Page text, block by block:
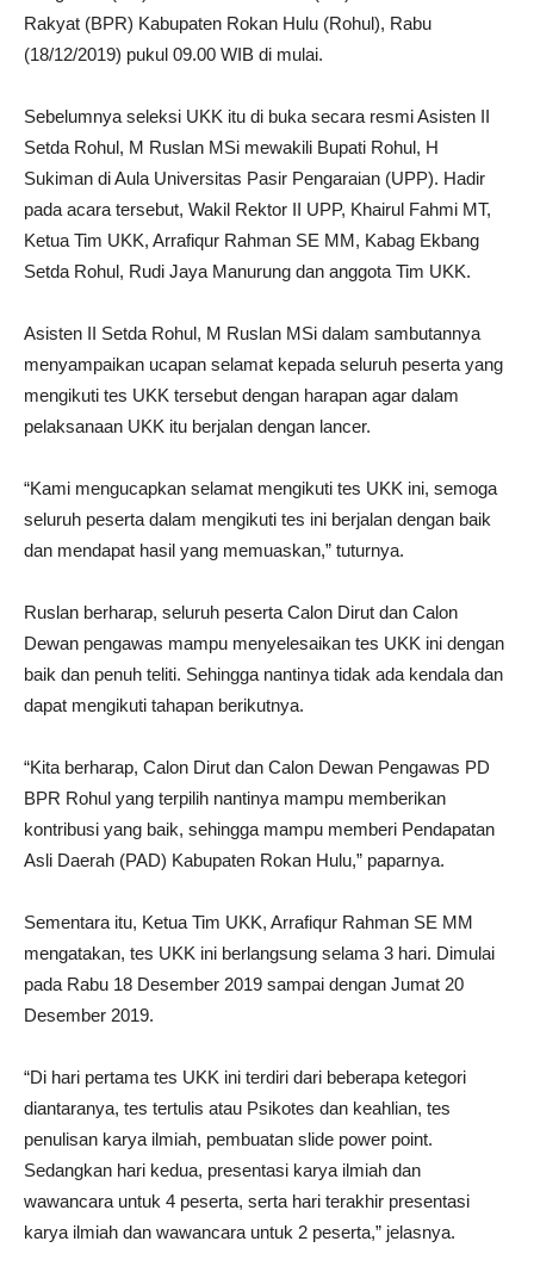
Rakyat (BPR) Kabupaten Rokan Hulu (Rohul), Rabu
(18/12/2019) pukul 09.00 WIB di mulai.
Sebelumnya seleksi UKK itu di buka secara resmi Asisten II
Setda Rohul, M Ruslan MSi mewakili Bupati Rohul, H
Sukiman di Aula Universitas Pasir Pengaraian (UPP). Hadir
pada acara tersebut, Wakil Rektor II UPP, Khairul Fahmi MT,
Ketua Tim UKK, Arrafiqur Rahman SE MM, Kabag Ekbang
Setda Rohul, Rudi Jaya Manurung dan anggota Tim UKK.
Asisten II Setda Rohul, M Ruslan MSi dalam sambutannya
menyampaikan ucapan selamat kepada seluruh peserta yang
mengikuti tes UKK tersebut dengan harapan agar dalam
pelaksanaan UKK itu berjalan dengan lancer.
“Kami mengucapkan selamat mengikuti tes UKK ini, semoga
seluruh peserta dalam mengikuti tes ini berjalan dengan baik
dan mendapat hasil yang memuaskan,” tuturnya.
Ruslan berharap, seluruh peserta Calon Dirut dan Calon
Dewan pengawas mampu menyelesaikan tes UKK ini dengan
baik dan penuh teliti. Sehingga nantinya tidak ada kendala dan
dapat mengikuti tahapan berikutnya.
“Kita berharap, Calon Dirut dan Calon Dewan Pengawas PD
BPR Rohul yang terpilih nantinya mampu memberikan
kontribusi yang baik, sehingga mampu memberi Pendapatan
Asli Daerah (PAD) Kabupaten Rokan Hulu,” paparnya.
Sementara itu, Ketua Tim UKK, Arrafiqur Rahman SE MM
mengatakan, tes UKK ini berlangsung selama 3 hari. Dimulai
pada Rabu 18 Desember 2019 sampai dengan Jumat 20
Desember 2019.
“Di hari pertama tes UKK ini terdiri dari beberapa ketegori
diantaranya, tes tertulis atau Psikotes dan keahlian, tes
penulisan karya ilmiah, pembuatan slide power point.
Sedangkan hari kedua, presentasi karya ilmiah dan
wawancara untuk 4 peserta, serta hari terakhir presentasi
karya ilmiah dan wawancara untuk 2 peserta,” jelasnya.